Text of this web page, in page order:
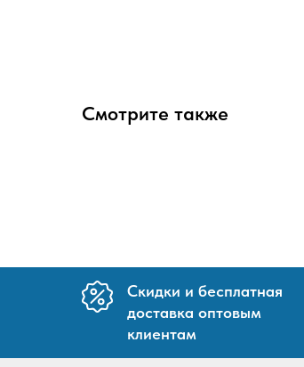
Смотрите также
Скидки и бесплатная
доставка оптовым
клиентам